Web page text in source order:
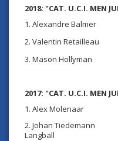
2018: "CAT. U.C.I. MEN
1. Alexandre Balmer
2. Valentin Retailleau
3. Mason Hollyman
2017: "CAT. U.C.I. MEN
1. Alex Molenaar
2. Johan Tiedemann
Langball